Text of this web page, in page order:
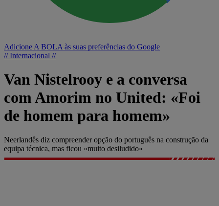
Adicione A BOLA às suas preferências do Google
// Internacional //
Van Nistelrooy e a conversa
com Amorim no United: «Foi
de homem para homem»
Neerlandês diz compreender opção do português na construção da
equipa técnica, mas ficou «muito desiludido»